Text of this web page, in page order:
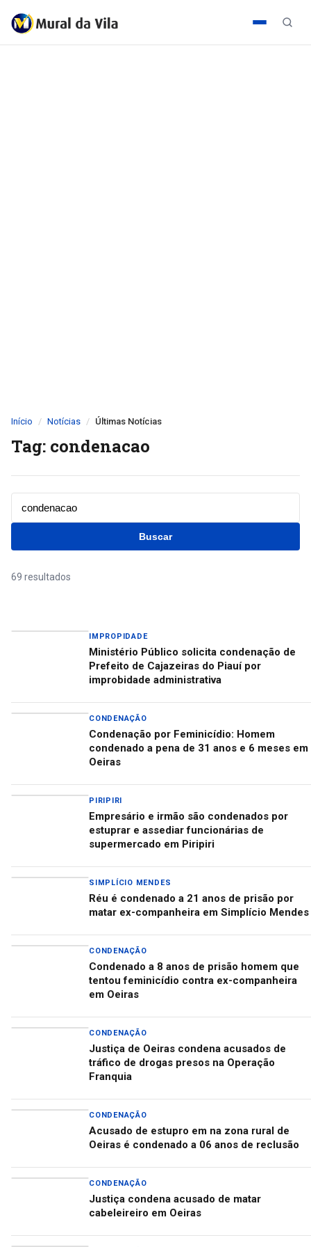
Início Notícias Últimas Notícias
Tag: condenacao
Buscar
69 resultados
IMPROPIDADE
Ministério Público solicita condenação de
Prefeito de Cajazeiras do Piauí por
improbidade administrativa
CONDENAÇÃO
Condenação por Feminicídio: Homem
condenado a pena de 31 anos e 6 meses em
Oeiras
PIRIPIRI
Empresário e irmão são condenados por
estuprar e assediar funcionárias de
supermercado em Piripiri
SIMPLÍCIO MENDES
Réu é condenado a 21 anos de prisão por
matar ex-companheira em Simplício Mendes
CONDENAÇÃO
Condenado a 8 anos de prisão homem que
tentou feminicídio contra ex-companheira
em Oeiras
CONDENAÇÃO
Justiça de Oeiras condena acusados de
tráfico de drogas presos na Operação
Franquia
CONDENAÇÃO
Acusado de estupro em na zona rural de
Oeiras é condenado a 06 anos de reclusão
CONDENAÇÃO
Justiça condena acusado de matar
cabeleireiro em Oeiras